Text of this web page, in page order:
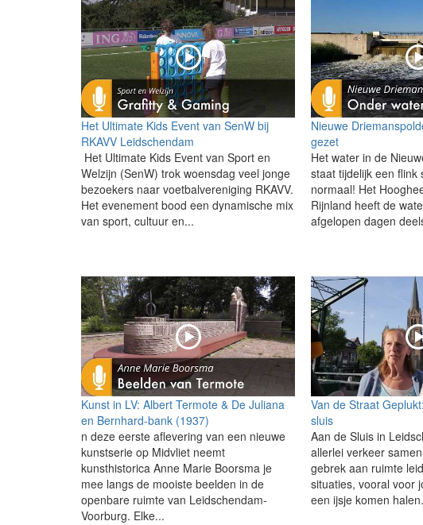
Het Ultimate Kids Event van SenW bij
RKAVV Leidschendam
Het Ultimate Kids Event van Sport en
Welzijn (SenW) trok woensdag veel jonge
bezoekers naar voetbalvereniging RKAVV.
Het evenement bood een dynamische mix
van sport, cultuur en...
Nieuwe
gezet
Het water in de
staat tijdelijk een flink
normaal! Het
Rijnland heeft de
afgelopen dagen
Kunst in LV: Albert Termote & De Juliana
en Bernhard-bank (1937)
n deze eerste aflevering van een nieuwe
kunstserie op Midvliet neemt
kunsthistorica Anne Marie Boorsma je
mee langs de mooiste beelden in de
openbare ruimte van Leidschendam-
Voorburg. Elke...
Van de Straat
sluis
Aan de Sluis in
allerlei verkeer
gebrek aan ruimte
situaties, vooral voor
een ijsje komen